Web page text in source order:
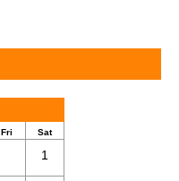
Fri Sat
1